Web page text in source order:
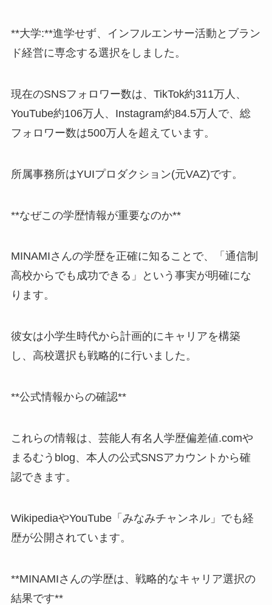
**大学:**進学せず、インフルエンサー活動とブラン
ド経営に専念する選択をしました。
現在のSNSフォロワー数は、TikTok約311万人、
YouTube約106万人、Instagram約84.5万人で、総
フォロワー数は500万人を超えています。
所属事務所はYUIプロダクション(元VAZ)です。
**なぜこの学歴情報が重要なのか**
MINAMIさんの学歴を正確に知ることで、「通信制
高校からでも成功できる」という事実が明確にな
ります。
彼女は小学生時代から計画的にキャリアを構築
し、高校選択も戦略的に行いました。
**公式情報からの確認**
これらの情報は、芸能人有名人学歴偏差値.comや
まるむうblog、本人の公式SNSアカウントから確
認できます。
WikipediaやYouTube「みなみチャンネル」でも経
歴が公開されています。
**MINAMIさんの学歴は、戦略的なキャリア選択の
結果です**